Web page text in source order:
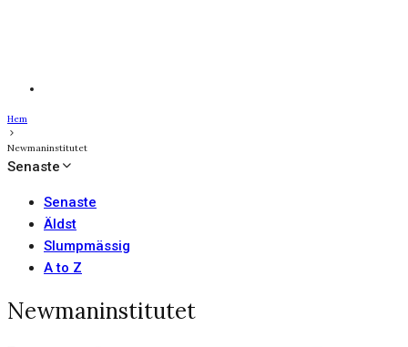
Hem
Newmaninstitutet
Senaste
Senaste
Äldst
Slumpmässig
A to Z
Newmaninstitutet